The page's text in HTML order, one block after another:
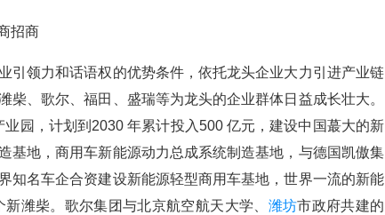
招商
领力和话语权的优势条件，依托龙头企业大力引进产业链
、歌尔、福田、盛瑞等为龙头的企业群体日益成长壮大。
园，计划到2030 年累计投入500 亿元，建设中国蕞大的新
基地，商用车新能源动力总成系统制造基地，与德国凯傲集
知名车企合资建设新能源轻型商用车基地，世界一流的新能
潍柴。歌尔集团与北京航空航天大学、 潍坊市政府共建的